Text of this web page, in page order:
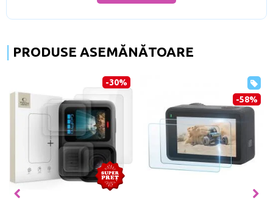
PRODUSE ASEMĂNĂTOARE
-30%
-58%